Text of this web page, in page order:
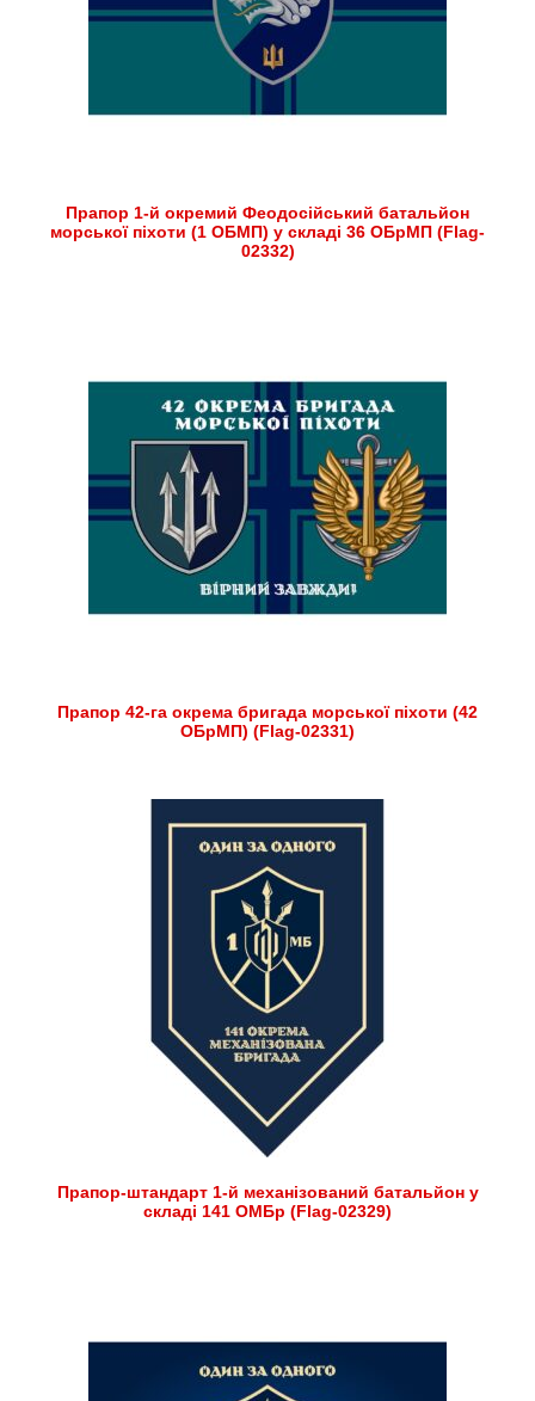
Прапор 1-й окремий Феодосійський батальйон
морської піхоти (1 ОБМП) у складі 36 ОБрМП (Flag-
02332)
Прапор 42-га окрема бригада морської піхоти (42
ОБрМП) (Flag-02331)
Прапор-штандарт 1-й механізований батальйон у
складі 141 ОМБр (Flag-02329)